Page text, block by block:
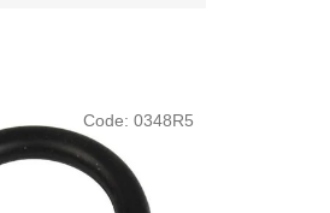
Code: 0348R5